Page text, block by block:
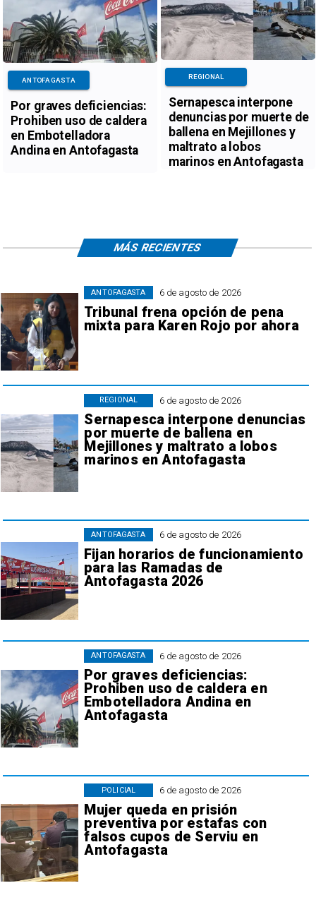
Por graves deficiencias:
Prohiben uso de caldera
en Embotelladora
Andina en Antofagasta
ANTOFAGASTA
Sernapesca interpone
denuncias por muerte de
ballena en Mejillones y
maltrato a lobos
marinos en Antofagasta
REGIONAL
6 de agosto de 2026
Tribunal frena opción de pena
mixta para Karen Rojo por ahora
ANTOFAGASTA
6 de agosto de 2026
Sernapesca interpone denuncias
por muerte de ballena en
Mejillones y maltrato a lobos
marinos en Antofagasta
REGIONAL
6 de agosto de 2026
Fijan horarios de funcionamiento
para las Ramadas de
Antofagasta 2026
ANTOFAGASTA
6 de agosto de 2026
Por graves deficiencias:
Prohiben uso de caldera en
Embotelladora Andina en
Antofagasta
ANTOFAGASTA
6 de agosto de 2026
Mujer queda en prisión
preventiva por estafas con
falsos cupos de Serviu en
Antofagasta
POLICIAL
MÁS RECIENTES